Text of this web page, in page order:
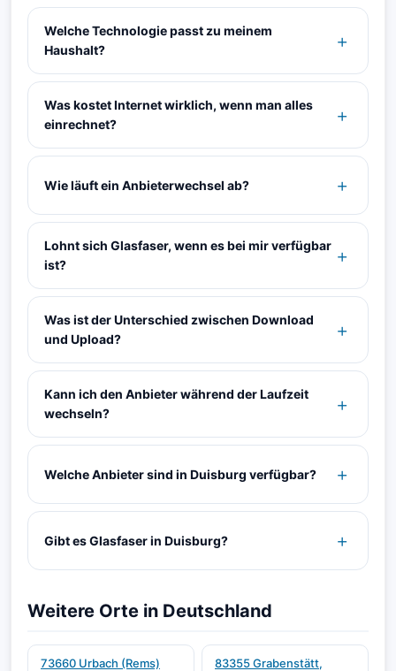
Welche Technologie passt zu meinem
Haushalt?
Was kostet Internet wirklich, wenn man alles
einrechnet?
Wie läuft ein Anbieterwechsel ab?
Lohnt sich Glasfaser, wenn es bei mir verfügbar
ist?
Was ist der Unterschied zwischen Download
und Upload?
Kann ich den Anbieter während der Laufzeit
wechseln?
Welche Anbieter sind in Duisburg verfügbar?
Gibt es Glasfaser in Duisburg?
Weitere Orte in Deutschland
73660 Urbach (Rems)
83355 Grabenstätt,